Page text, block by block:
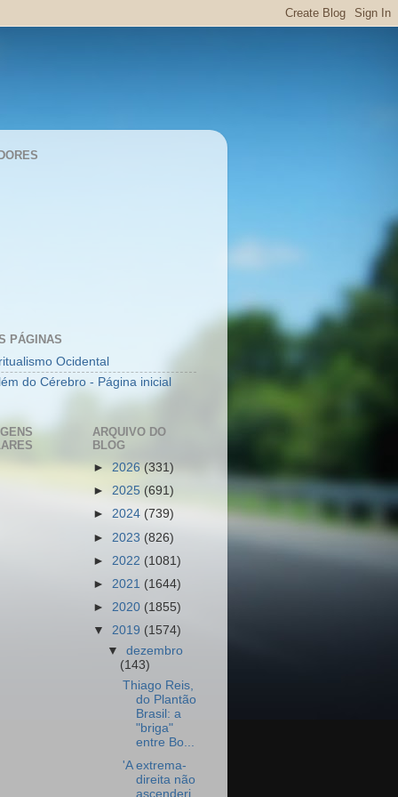
PÁGINAS
Ocidental
do Cérebro - Página inicial
ARQUIVO DO
BLOG
► 2026 (331)
► 2025 (691)
► 2024 (739)
► 2023 (826)
► 2022 (1081)
► 2021 (1644)
► 2020 (1855)
▼ 2019 (1574)
▼dezembro
(143)
Thiago Reis,
do Plantão
Brasil: a
"briga"
entre Bo...
'A extrema-
direita não
ascenderi